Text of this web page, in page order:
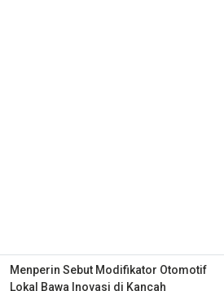
Menperin Sebut Modifikator Otomotif
Lokal Bawa Inovasi di Kancah